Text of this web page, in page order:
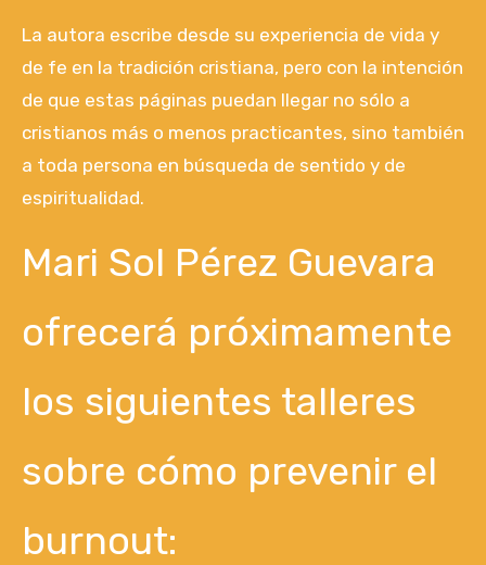
La autora escribe desde su experiencia de vida y
de fe en la tradición cristiana, pero con la intención
de que estas páginas puedan llegar no sólo a
cristianos más o menos practicantes, sino también
a toda persona en búsqueda de sentido y de
espiritualidad.
Mari Sol Pérez Guevara
ofrecerá próximamente
los siguientes talleres
sobre cómo prevenir el
burnout: